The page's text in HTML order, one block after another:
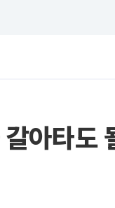
아타도